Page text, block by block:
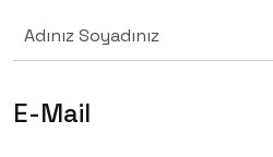
E-Mail